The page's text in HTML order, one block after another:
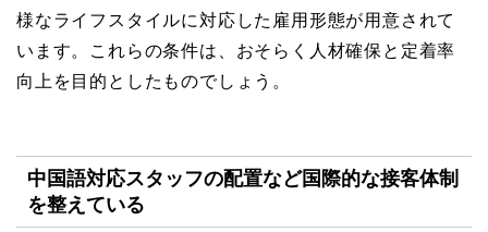
様なライフスタイルに対応した雇用形態が用意されて
います。これらの条件は、おそらく人材確保と定着率
向上を目的としたものでしょう。
中国語対応スタッフの配置など国際的な接客体制
を整えている